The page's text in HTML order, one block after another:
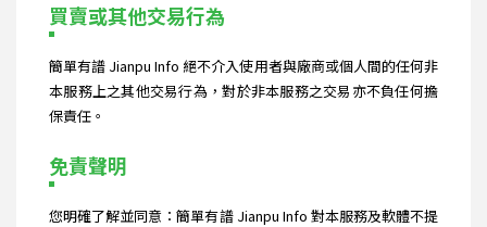
買賣或其他交易行為
簡單有譜 Jianpu Info 絕不介入使用者與廠商或個人間的任何非
本服務上之其他交易行為，對於非本服務之交易亦不負任何擔
保責任。
免責聲明
您明確了解並同意：簡單有譜 Jianpu Info 對本服務及軟體不提